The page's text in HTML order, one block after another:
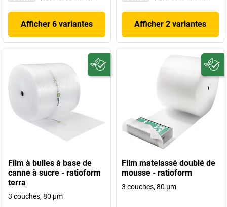
Afficher 6 variantes Afficher 2 variantes
Film à bulles à base de
canne à sucre - ratioform
terra
3 couches, 80 µm
Film matelassé doublé de
mousse - ratioform
3 couches, 80 µm